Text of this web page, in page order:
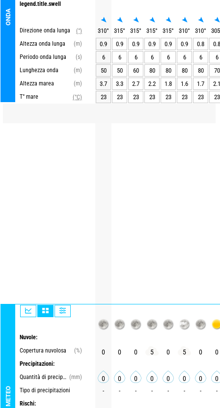
ONDA
legend.title.swell
Direzione onda lunga
(°)
Altezza onda lunga
(m)
Periodo onda lunga
(s)
Lunghezza onda
(m)
Altezza marea
(m)
T° mare
(°C)
METEO
Nuvole:
Copertura nuvolosa
(%)
Precipitazioni:
Quantità di precipitazioni (mm)
Tipo di precipitazioni
Rischi:
310° 315° 315° 315° 315° 310° 310°
305
0.9
0.9 0.9 0.9 0.9 0.9 0.8
0.8
6
6 6 6 6 6 6
6
50
50 60 80 80 80 80
70
3.7
3.3 2.7 2.2 1.8 1.6 1.7
2.1
23
23 23 23 23 23 23 23
0 0 0 5 0 5 0 0
0 0 0 0 0 0 0 0
- - - - - - - -